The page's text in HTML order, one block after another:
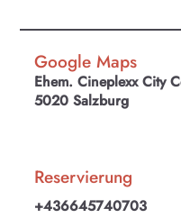
Google Maps
Ehem. Cineplexx City
5020 Salzburg
Reservierung
+436645740703